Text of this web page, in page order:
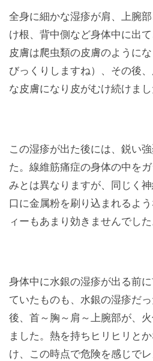
全身に細かな湿疹が肩、上腕
け根、背中側など身体中に出て
皮膚は爬虫類の皮膚のように
びっくりしますね）、その後
な皮膚になり皮がむけ続けまし
この湿疹が出た後には、鋭い
た。線維筋痛症の身体の中を
みとは異なりますが、同じく
口に金属粉を刷り込まれるよ
ィーもあまり効きませんでした
身体中に水銀の湿疹が出る前
ていたものも、水銀の湿疹だ
後、首～胸～肩～上腕部が、
ました。熱を持ちヒリヒリと
け、この時点で危険を感じで